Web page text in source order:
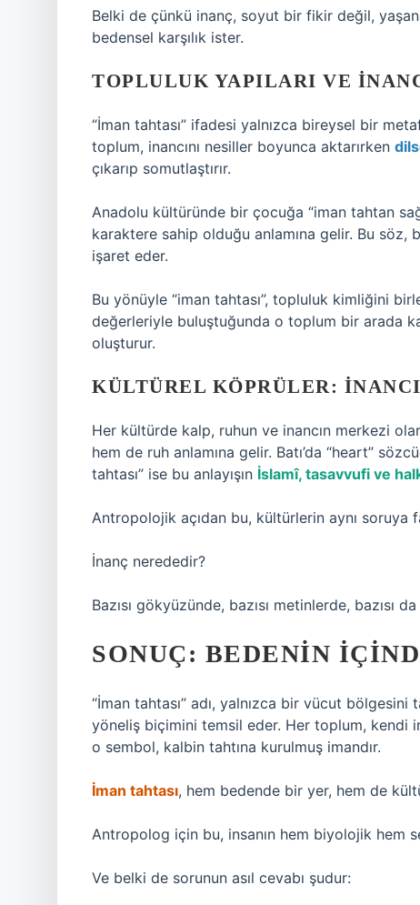
Belki de çünkü inanç, soyut bir fikir değil,
bedensel karşılık ister.
TOPLULUK YAPILARI VE
“İman tahtası” ifadesi yalnızca bireysel bir
toplum, inancını nesiller boyunca aktarırken
çıkarıp somutlaştırır.
Anadolu kültüründe bir çocuğa “iman tahtan
karaktere sahip olduğu anlamına gelir. Bu söz,
işaret eder.
Bu yönüyle “iman tahtası”, topluluk kimliğini
değerleriyle buluştuğunda o toplum bir arada
oluşturur.
KÜLTÜREL KÖPRÜLER:
Her kültürde kalp, ruhun ve inancın merkezi
hem de ruh anlamına gelir. Batı’da “heart”
tahtası” ise bu anlayışın İslamî, tasavvufi ve
Antropolojik açıdan bu, kültürlerin aynı soruya
İnanç nerededir?
Bazısı gökyüzünde, bazısı metinlerde, bazısı
SONUÇ: BEDENIN
“İman tahtası” adı, yalnızca bir vücut bölgesini
yöneliş biçimini temsil eder. Her toplum, kendi
o sembol, kalbin tahtına kurulmuş imandır.
İman tahtası, hem bedende bir yer, hem de
Antropolog için bu, insanın hem biyolojik hem
Ve belki de sorunun asıl cevabı şudur: